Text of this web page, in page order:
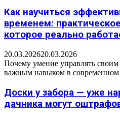
Как научиться
временем:
которое реально
20.03.202620.03.2026
Почему умение управлять
важным навыком в
Доски у забора — уже
дачника могут